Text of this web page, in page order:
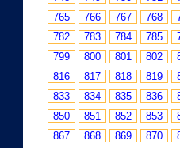
765
766 767 768
782
783 784 785
799
800 801 802
816
817 818 819
833
834 835 836
850
851 852 853
867
868 869 870